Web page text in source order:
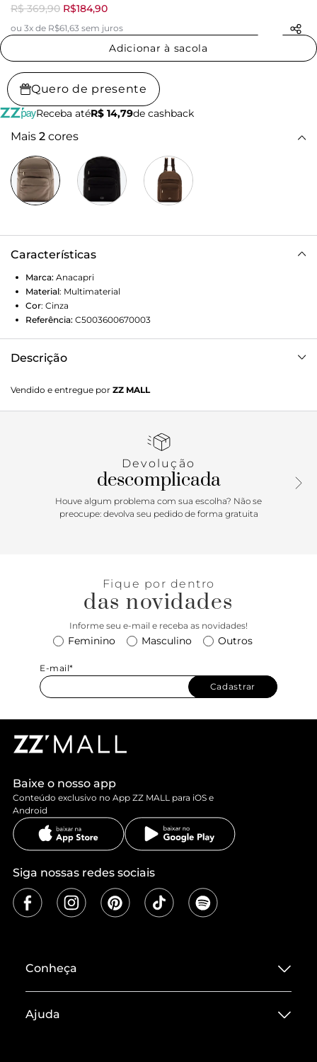
R$ 369,90 R$184,90
ou 3x de R$61,63 sem juros
Adicionar à sacola
Quero de presente
Receba atéR$ 14,79de cashback
Mais 2 cores
Características
Marca: Anacapri
Material: Multimaterial
Cor: Cinza
Referência: C5003600670003
Descrição
modelo de tamanho G é estruturado e com alças das
costas confortáveis e reguláveis. Em tecido de nylon,
bolsos externos com fecho em zíper que comporta os seus
cápsula Anacapri, centralizado na parte inferior do bolso
externo, na capa frontal. Porque Apostar: No mood urbano,
a maxi mochila Anacapri carrega tudo o que você precisa:
com bolso interno que comporta notebook e demais
com todos os momentos e estilos.
Vendido e entregue por ZZ MALL
Devolução
descomplicada
Houve algum problema com sua escolha? Não se
preocupe: devolva seu pedido de forma gratuita
Fique por dentro
das novidades
Informe seu e-mail e receba as novidades!
Feminino Masculino Outros
E-mail*
Cadastrar
Baixe o nosso app
Conteúdo exclusivo no App ZZ MALL para iOS e
Android
Siga nossas redes sociais
Conheça
Termos de Uso
Ajuda